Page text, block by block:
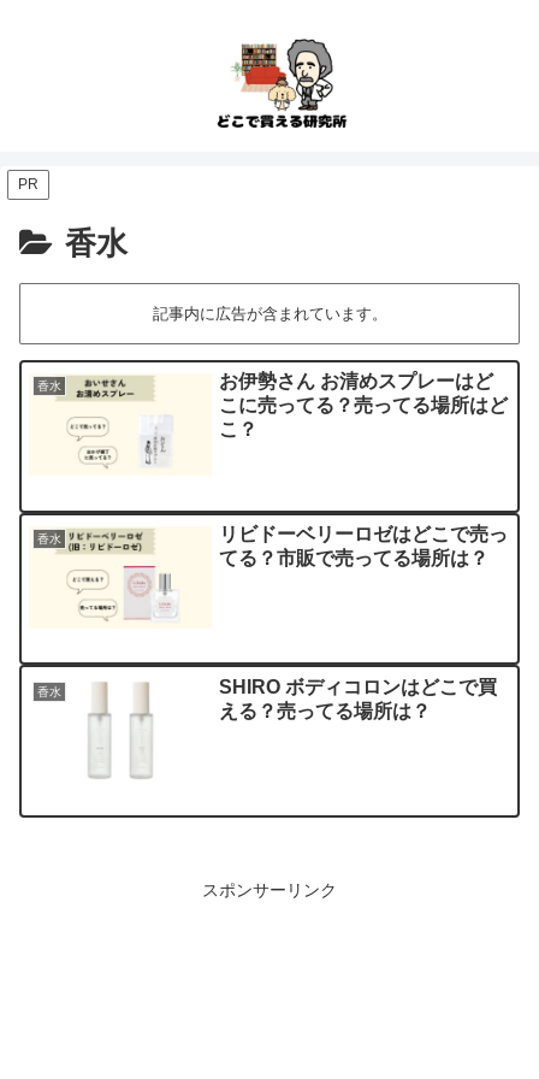
PR
香水
記事内に広告が含まれています。
香水
お伊勢さん お清めスプレーはど
こに売ってる？売ってる場所はど
こ？
香水
リビドーベリーロゼはどこで売っ
てる？市販で売ってる場所は？
香水
SHIRO ボディコロンはどこで買
える？売ってる場所は？
スポンサーリンク